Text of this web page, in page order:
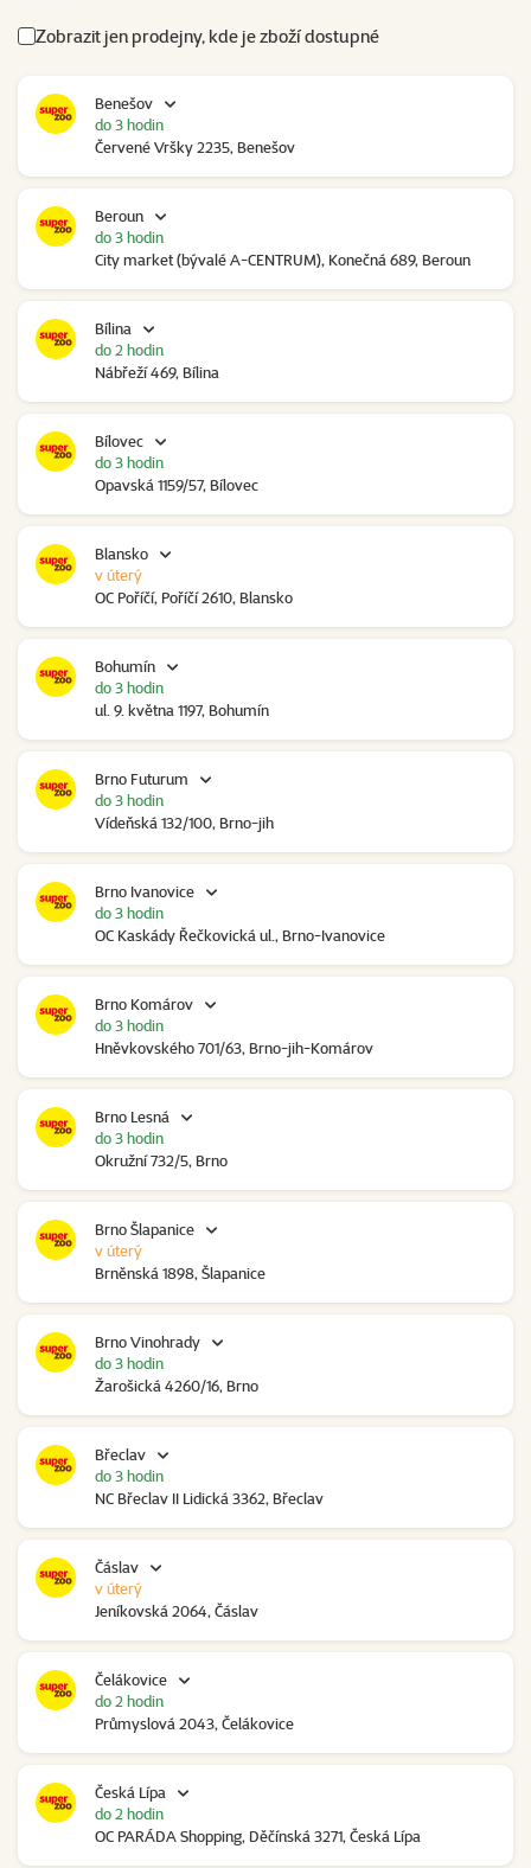
Zobrazit jen prodejny, kde je zboží dostupné
Benešov
Červené Vršky 2235, Benešov
do 3 hodin
Beroun
City market (bývalé A-CENTRUM), Konečná 689, Beroun
do 3 hodin
Bílina
Nábřeží 469, Bílina
do 2 hodin
Bílovec
Opavská 1159/57, Bílovec
do 3 hodin
Blansko
OC Poříčí, Poříčí 2610, Blansko
v úterý
Bohumín
ul. 9. května 1197, Bohumín
do 3 hodin
Brno Futurum
Vídeňská 132/100, Brno-jih
do 3 hodin
Brno Ivanovice
OC Kaskády Řečkovická ul., Brno-Ivanovice
do 3 hodin
Brno Komárov
Hněvkovského 701/63, Brno-jih-Komárov
do 3 hodin
Brno Lesná
Okružní 732/5, Brno
do 3 hodin
Brno Šlapanice
Brněnská 1898, Šlapanice
v úterý
Brno Vinohrady
Žarošická 4260/16, Brno
do 3 hodin
Břeclav
NC Břeclav II Lidická 3362, Břeclav
do 3 hodin
Čáslav
Jeníkovská 2064, Čáslav
v úterý
Čelákovice
Průmyslová 2043, Čelákovice
do 2 hodin
Česká Lípa
OC PARÁDA Shopping, Děčínská 3271, Česká Lípa
do 2 hodin